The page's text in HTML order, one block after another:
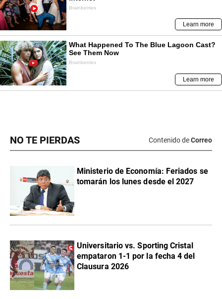
NO TE PIERDAS Contenido deCorreo
Ministerio de Economía: Feriados se
tomarán los lunes desde el 2027
Universitario vs. Sporting Cristal
empataron 1-1 por la fecha 4 del
Clausura 2026